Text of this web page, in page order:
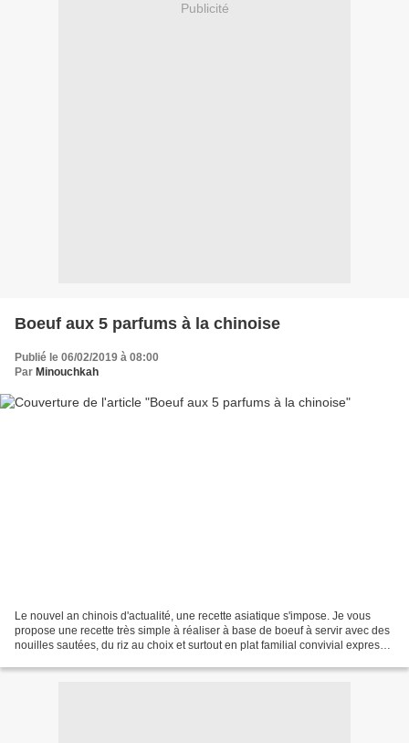
Publicité
Boeuf aux 5 parfums à la chinoise
Publié le 06/02/2019 à 08:00
Par Minouchkah
Le nouvel an chinois d'actualité, une recette asiatique s'impose. Je vous
propose une recette très simple à réaliser à base de boeuf à servir avec des
nouilles sautées, du riz au choix et surtout en plat familial convivial express.